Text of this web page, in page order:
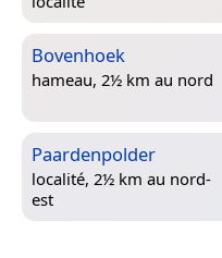
Bovenhoek
hameau, 2½ km au nord
Paardenpolder
localité, 2½ km au nord-
est